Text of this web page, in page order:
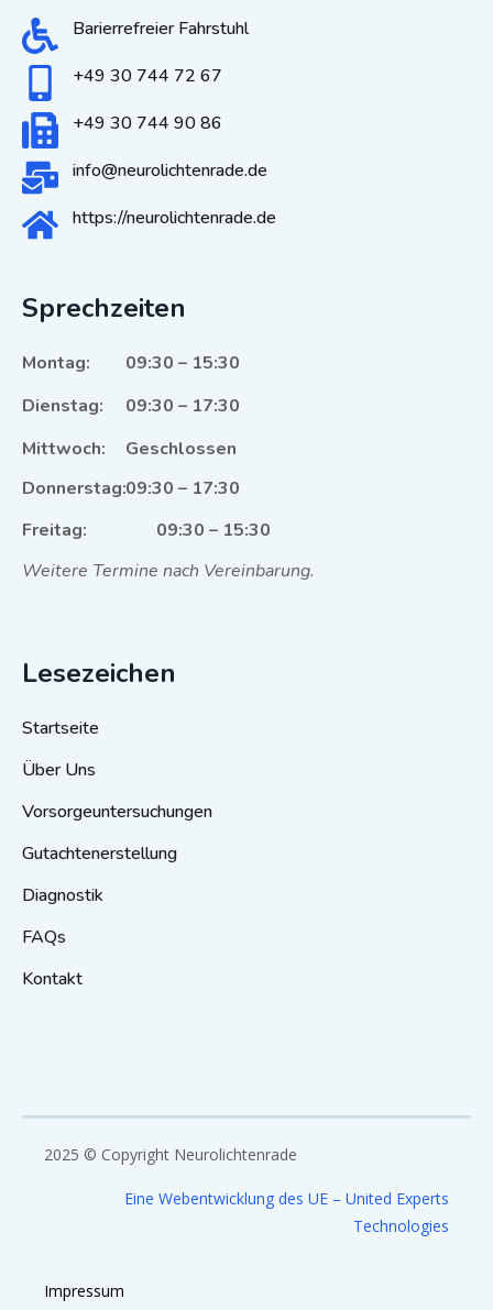
Barierrefreier Fahrstuhl
+49 30 744 72 67
+49 30 744 90 86
info@neurolichtenrade.de
https://neurolichtenrade.de
Sprechzeiten
Montag:
09:30 – 15:30
Dienstag:
09:30 – 17:30
Mittwoch:
Geschlossen
Donnerstag:09:30 – 17:30
Freitag:
09:30 – 15:30
Weitere Termine nach Vereinbarung.
Lesezeichen
Startseite
Über Uns
Vorsorgeuntersuchungen
Gutachtenerstellung
Diagnostik
FAQs
Kontakt
2025 © Copyright Neurolichtenrade
Eine Webentwicklung des UE – United Experts
Technologies
Impressum